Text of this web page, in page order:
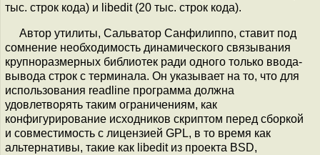
тыс. строк кода) и libedit (20 тыс. строк кода).
Автор утилиты, Сальватор Санфилиппо, ставит под
сомнение необходимость динамического связывания
крупноразмерных библиотек ради одного только ввода-
вывода строк с терминала. Он указывает на то, что для
использования readline программа должна
удовлетворять таким ограничениям, как
конфигурирование исходников скриптом перед сборкой
и совместимость с лицензией GPL, в то время как
альтернативы, такие как libedit из проекта BSD,